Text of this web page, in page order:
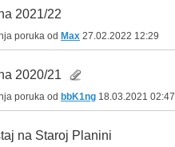
2021/22
poruka od Max 27.02.2022 12:29
2020/21
poruka od bbK1ng 18.03.2021 02:47
na Staroj Planini